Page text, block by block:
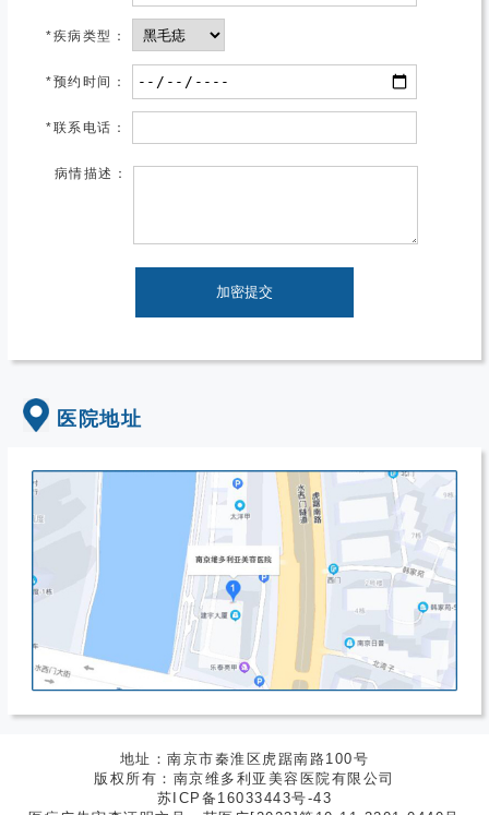
*疾病类型：
*预约时间：
*联系电话：
病情描述：
加密提交
医院地址
地址：南京市秦淮区虎踞南路100号
版权所有：南京维多利亚美容医院有限公司
苏ICP备16033443号-43